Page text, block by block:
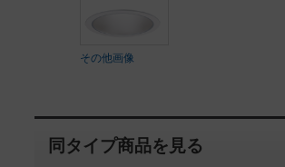
その他画像
同タイプ商品を見る